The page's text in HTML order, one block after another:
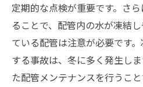
定期的な点検が重要です。さ
ることで、配管内の水が凍結
ている配管は注意が必要です
する事故は、冬に多く発生し
た配管メンテナンスを行うこ